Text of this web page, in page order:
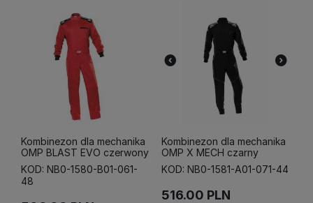
Kombinezon dla mechanika
OMP BLAST EVO czerwony
KOD: NB0-1580-B01-061-
48
Kombinezon dla mechanika
OMP X MECH czarny
KOD: NB0-1581-A01-071-44
516.00 PLN